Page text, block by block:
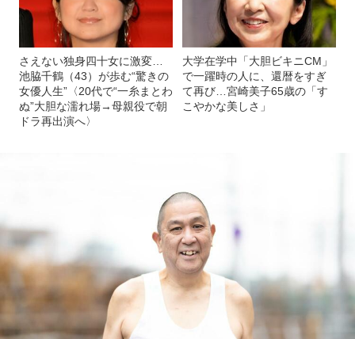
さえない独身四十女に激変…
池脇千鶴（43）が歩む“驚きの
女優人生”〈20代で“一糸まとわ
ぬ”大胆な濡れ場→母親役で朝
ドラ再出演へ〉
大学在学中「大胆ビキニCM」
で一躍時の人に、還暦をすぎ
て再び…宮崎美子65歳の「す
こやかな美しさ」